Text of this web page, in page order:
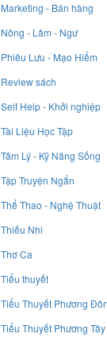
Marketing - Bán hàng
Nông - Lâm - Ngư
Phiêu Lưu - Mạo Hiểm
Review sách
Self Help - Khởi nghiệp
Tài Liệu Học Tập
Tâm Lý - Kỹ Năng Sống
Tập Truyện Ngắn
Thể Thao - Nghệ Thuật
Thiếu Nhi
Thơ Ca
Tiểu thuyết
Tiểu Thuyết Phương
Tiểu Thuyết Phương Tây